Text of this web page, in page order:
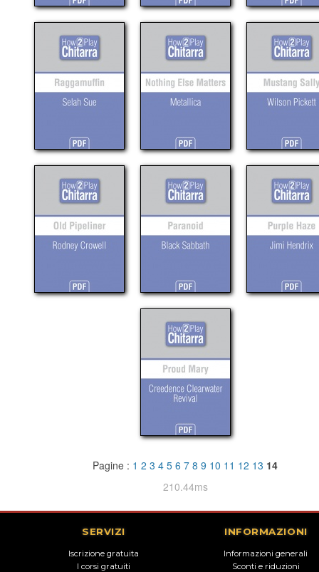
Pagine : 1 2 3 4 5 6 7 8 9 10 11 12 13 14
210.44ms
SERVIZI
Iscrizione gratuita
I corsi gratuiti
INFORMAZIONI
Informazioni generali
Sconti e riduzioni